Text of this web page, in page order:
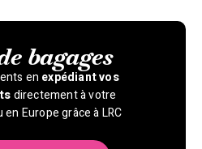
bagages
en expédiant vos
directement à votre
Europe grâce à LRC